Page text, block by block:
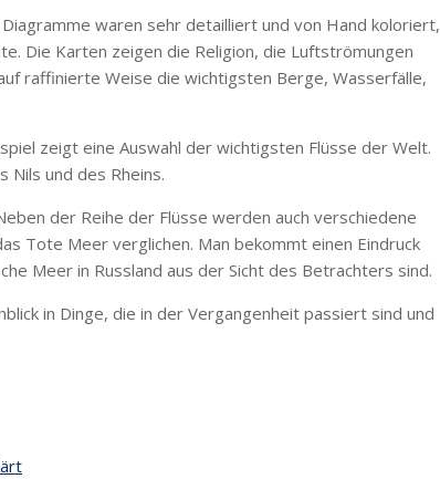
waren sehr detailliert und von Hand koloriert,
Die Karten zeigen die Religion, die Luftströmungen
raffinierte Weise die wichtigsten Berge, Wasserfälle,
zeigt eine Auswahl der wichtigsten Flüsse der Welt.
Nils und des Rheins.
der Reihe der Flüsse werden auch verschiedene
Tote Meer verglichen. Man bekommt einen Eindruck
Meer in Russland aus der Sicht des Betrachters sind.
in Dinge, die in der Vergangenheit passiert sind und